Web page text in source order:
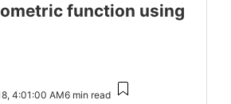
function using
4:01:00 AM6 min read